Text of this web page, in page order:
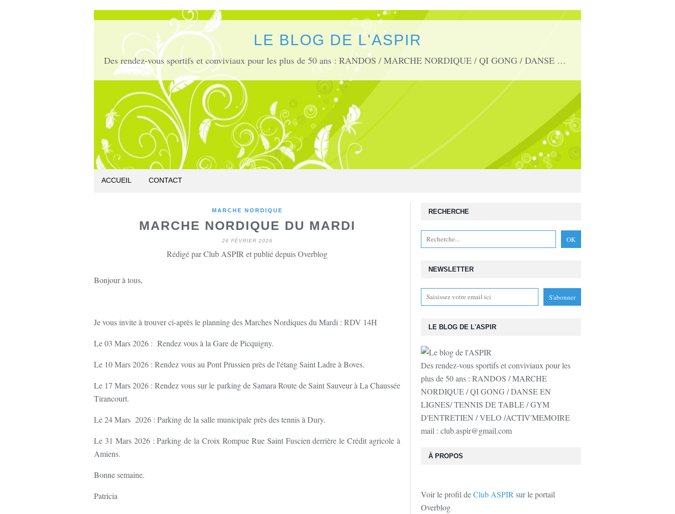
LE BLOG DE L'ASPIR
Des rendez-vous sportifs et conviviaux pour les plus de 50 ans : RANDOS / MARCHE NORDIQUE / QI GONG / DANSE EN LIGNES/ TENNIS DE TABLE / GYM D'ENTRETIEN / VELO /ACTIV'MEMOIRE mail : club.aspir@gmail.com
ACCUEIL CONTACT
MARCHE NORDIQUE
MARCHE NORDIQUE DU MARDI
26 FÉVRIER 2026
Rédigé par Club ASPIR et publié depuis Overblog
Bonjour à tous,
Je vous invite à trouver ci-après le planning des Marches Nordiques du Mardi : RDV 14H
Le 03 Mars 2026 : Rendez vous à la Gare de Picquigny.
Le 10 Mars 2026 : Rendez vous au Pont Prussien près de l'étang Saint Ladre à Boves.
Le 17 Mars 2026 : Rendez vous sur le parking de Samara Route de Saint Sauveur à La Chaussée
Tirancourt.
Le 24 Mars 2026 : Parking de la salle municipale près des tennis à Dury.
Le 31 Mars 2026 : Parking de la Croix Rompue Rue Saint Fuscien derrière le Crédit agricole à
Amiens.
Bonne semaine.
Patricia
NEWSLETTER
RECHERCHE
LE BLOG DE L'ASPIR
Des rendez-vous sportifs et conviviaux pour les
plus de 50 ans : RANDOS / MARCHE
NORDIQUE / QI GONG / DANSE EN
LIGNES/ TENNIS DE TABLE / GYM
D'ENTRETIEN / VELO /ACTIV'MEMOIRE
mail : club.aspir@gmail.com
À PROPOS
Voir le profil deClub ASPIR sur le portail
Overblog